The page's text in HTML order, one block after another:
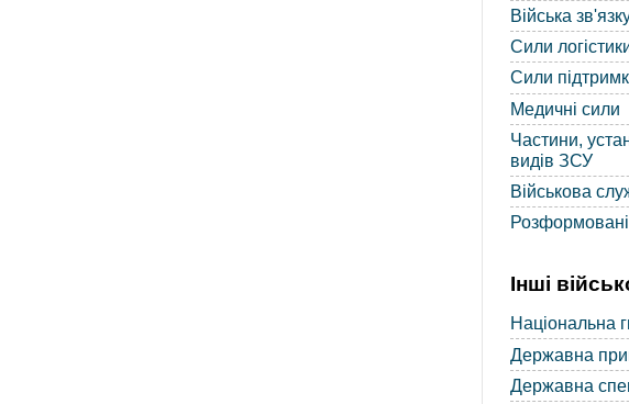
Війська
Сили
Сили
Медичні сили
Частини,
видів ЗСУ
Військова
Розформовані
Інші
Національна
Державна
Державна